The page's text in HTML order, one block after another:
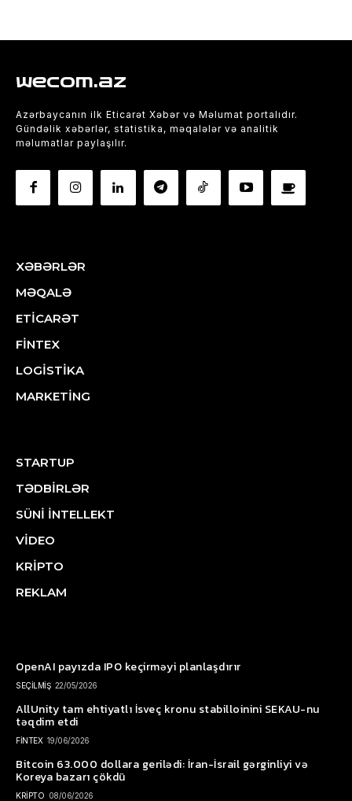
wecom.az
Azərbaycanın ilk Eticarət Xəbər və Məlumat portalıdır.
Gündəlik xəbərlər, statistika, məqalələr və analitik
məlumatlar paylaşılır.
XƏBƏRLƏR
MƏQALƏ
ETİCARƏT
FİNTEX
LOGİSTİKA
MARKETİNG
STARTUP
TƏDBİRLƏR
SÜNİ İNTELLEKT
VİDEO
KRİPTO
REKLAM
OpenAI payızda IPO keçirməyi planlaşdırır
SEÇİLMİŞ 22/05/2026
AllUnity tam ehtiyatlı İsveç kronu stabilloinini SEKAU-nu
təqdim etdi
FİNTEX 19/06/2026
Bitcoin 63.000 dollara gerilədi: İran-İsrail gərginliyi və
Koreya bazarı çökdü
KRİPTO 08/06/2026